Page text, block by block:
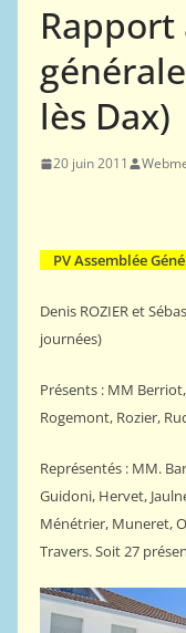
Rapport
lès Dax)
20 juin 2011
PV Assemblée
Denis ROZIER et
journées)
Présents : MM
Rogemont, Rozier,
Représentés : MM.
Guidoni, Hervet,
Ménétrier, Muneret,
Travers. Soit 27